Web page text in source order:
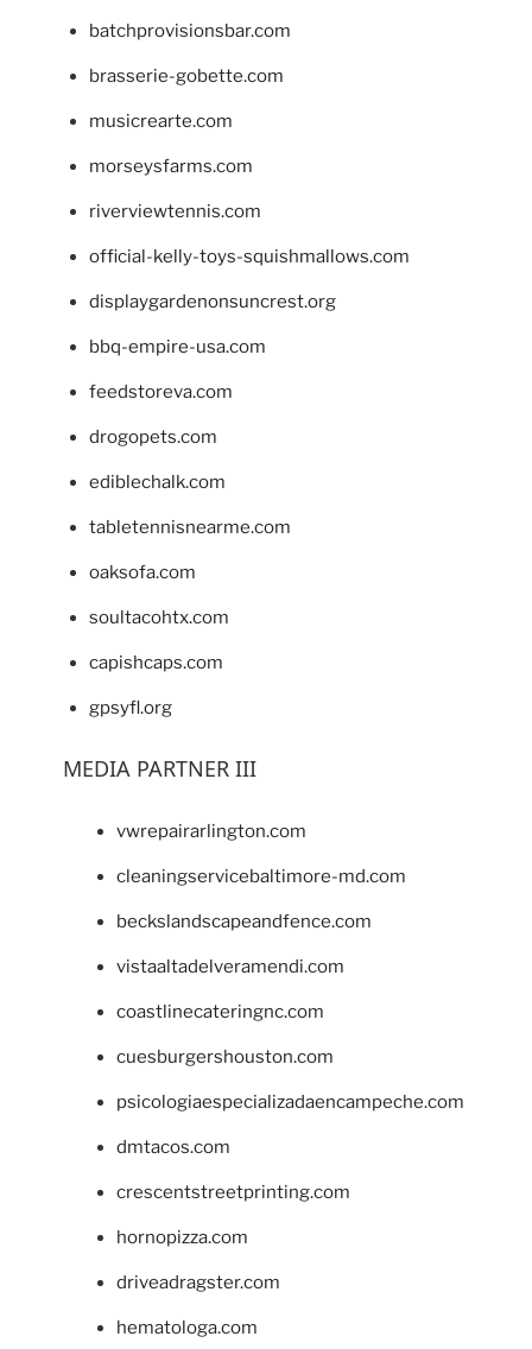
batchprovisionsbar.com
brasserie-gobette.com
musicrearte.com
morseysfarms.com
riverviewtennis.com
official-kelly-toys-squishmallows.com
displaygardenonsuncrest.org
bbq-empire-usa.com
feedstoreva.com
drogopets.com
ediblechalk.com
tabletennisnearme.com
oaksofa.com
soultacohtx.com
capishcaps.com
gpsyfl.org
MEDIA PARTNER III
vwrepairarlington.com
cleaningservicebaltimore-md.com
beckslandscapeandfence.com
vistaaltadelveramendi.com
coastlinecateringnc.com
cuesburgershouston.com
psicologiaespecializadaencampeche.com
dmtacos.com
crescentstreetprinting.com
hornopizza.com
driveadragster.com
hematologa.com